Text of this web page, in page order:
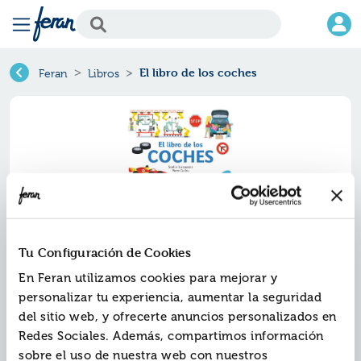
Tu Configuración de Cookies
En Feran utilizamos cookies para mejorar y
personalizar tu experiencia, aumentar la seguridad
del sitio web, y ofrecerte anuncios personalizados en
Redes Sociales. Además, compartimos información
sobre el uso de nuestra web con nuestros
Feran Libros El libro de los coches
El libro de los coches
Ref.ZSM-1208178
ISBN: 9788411208178